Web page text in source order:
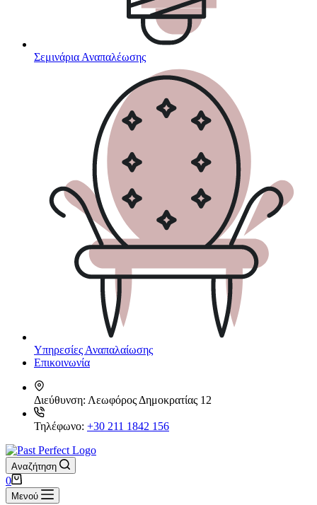
Σεμινάρια Αναπαλέωσης
Υπηρεσίες Αναπαλαίωσης
Επικοινωνία
Διεύθυνση: Λεωφόρος Δημοκρατίας 12
Τηλέφωνο: +30 211 1842 156
Αναζήτηση
Καλάθι
Αγορών
0
Μενού